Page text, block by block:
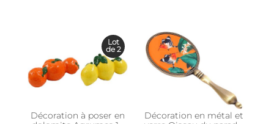
Décoration à poser en
Lot
de 2
Décoration en métal et